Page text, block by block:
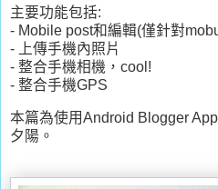
主要功能包括:
- Mobile post和編輯(僅針對
- 上傳手機內照片
- 整合手機相機，cool!
- 整合手機GPS
本篇為使用Android Blogger
夕陽。